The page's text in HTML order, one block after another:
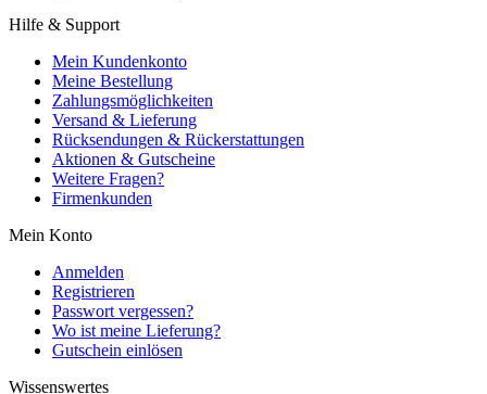
Hilfe & Support
Mein Kundenkonto
Meine Bestellung
Zahlungsmöglichkeiten
Versand & Lieferung
Rücksendungen & Rückerstattungen
Aktionen & Gutscheine
Weitere Fragen?
Firmenkunden
Mein Konto
Anmelden
Registrieren
Passwort vergessen?
Wo ist meine Lieferung?
Gutschein einlösen
Wissenswertes